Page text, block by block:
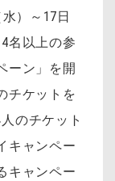
）～17日
名以上の参
ーン」を開
チケットを
のチケット
キャンペー
キャンペー